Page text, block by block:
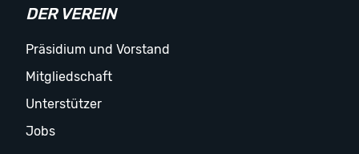
DER VEREIN
Präsidium und Vorstand
Mitgliedschaft
Unterstützer
Jobs